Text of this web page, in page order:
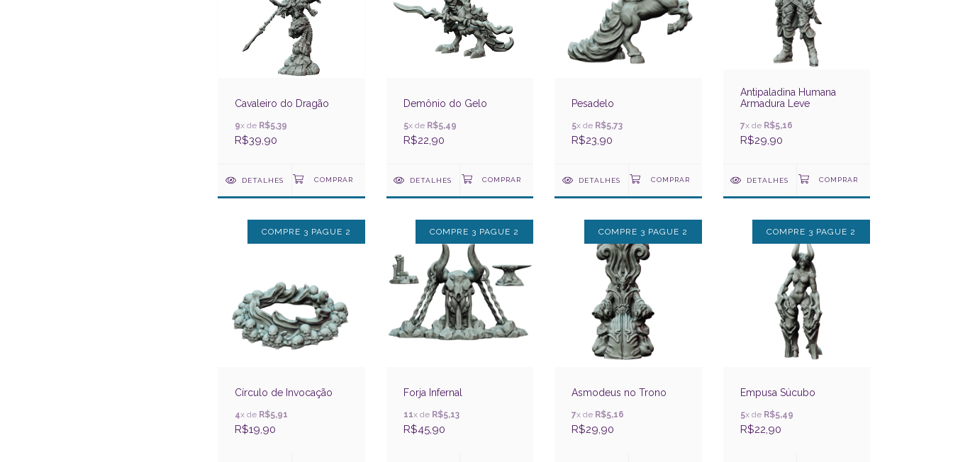
Cavaleiro do Dragão
9x de R$5,39
R$39,90
DETALHES
Demônio do Gelo
5x de R$5,49
R$22,90
DETALHES
Pesadelo
5x de R$5,73
R$23,90
DETALHES
Antipaladina Humana
Armadura Leve
7x de R$5,16
R$29,90
DETALHES
COMPRE 3 PAGUE 2
Círculo de Invocação
4x de R$5,91
R$19,90
COMPRE 3 PAGUE 2
Forja Infernal
11x de R$5,13
R$45,90
COMPRE 3 PAGUE 2
Asmodeus no Trono
7x de R$5,16
R$29,90
COMPRE 3 PAGUE 2
Empusa Súcubo
5x de R$5,49
R$22,90